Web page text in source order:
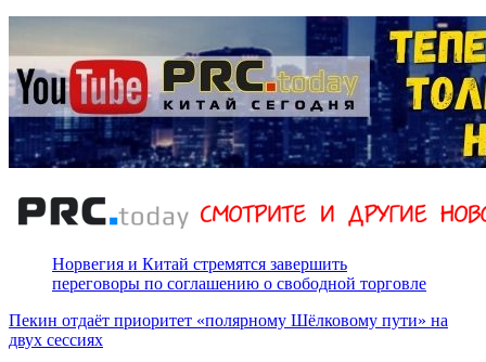
Норвегия и Китай стремятся завершить
переговоры по соглашению о свободной торговле
Пекин отдаёт приоритет «полярному Шёлковому пути» на
двух сессиях